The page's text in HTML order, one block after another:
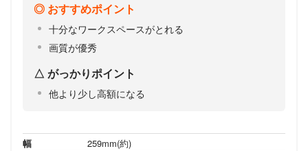
おすすめポイント
十分なワークスペースがとれる
画質が優秀
がっかりポイント
他より少し高額になる
幅
259mm(約)